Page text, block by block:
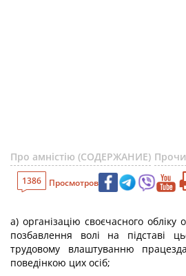
Про амністію (СОДЕРЖАНИЕ)
1386 Просмотров
а) організацію своєчасного обліку
позбавлення волі на підставі
трудовому влаштуванню
поведінкою цих осіб;